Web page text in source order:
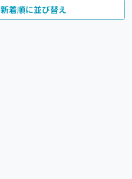
着順に並び替え